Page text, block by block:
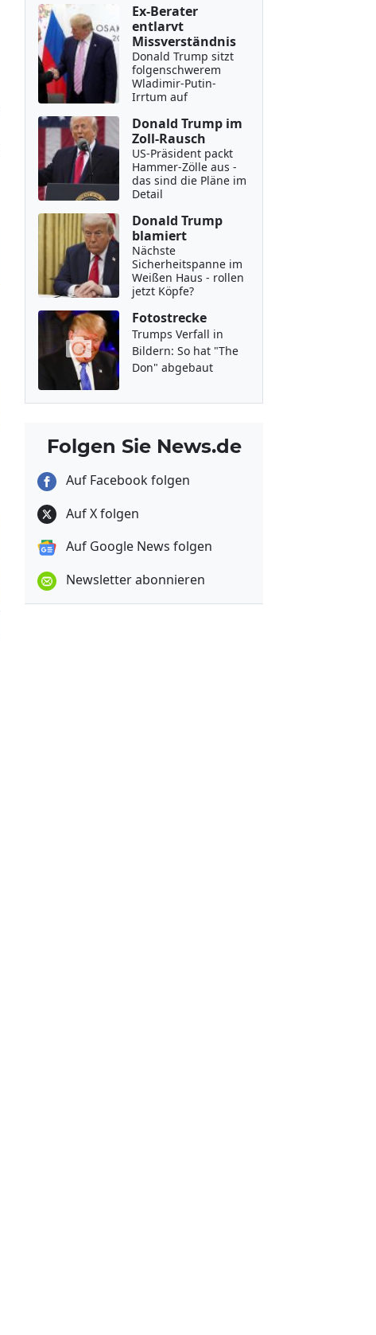
Ex-Berater
entlarvt
Missverständnis
Donald Trump sitzt
folgenschwerem
Wladimir-Putin-
Irrtum auf
Donald Trump im
Zoll-Rausch
US-Präsident packt
Hammer-Zölle aus -
das sind die Pläne im
Detail
Donald Trump
blamiert
Nächste
Sicherheitspanne im
Weißen Haus - rollen
jetzt Köpfe?
Fotostrecke
Trumps Verfall in
Bildern: So hat "The
Don" abgebaut
Folgen Sie News.de
Auf Facebook folgen
Auf X folgen
Auf Google News folgen
Newsletter abonnieren